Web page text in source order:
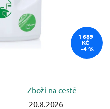
Zboží na cestě
20.8.2026
1 689
KČ
–4 %